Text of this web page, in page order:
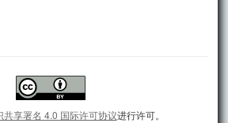
共享署名 4.0 国际许可协议进行许可。